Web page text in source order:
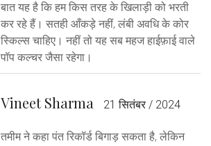
बात यह है कि हम किस तरह के खिलाड़ी को भरती
कर रहे हैं। सतही आँकड़े नहीं, लंबी अवधि के कोर
स्किल्स चाहिए। नहीं तो यह सब महज हाईफ़ाई वाले
पॉप कल्चर जैसा रहेगा।
Vineet Sharma 21 सितंबर / 2024
तमीम ने कहा पंत रिकॉर्ड बिगाड़ सकता है, लेकिन